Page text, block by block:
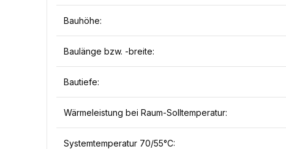
Bauhöhe:
Baulänge bzw. -breite:
Bautiefe:
Wärmeleistung bei Raum-Solltemperatur:
Systemtemperatur 70/55°C: